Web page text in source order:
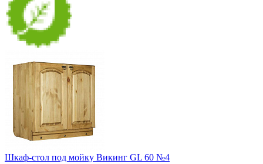
Шкаф-стол под мойку Викинг GL 60 №4